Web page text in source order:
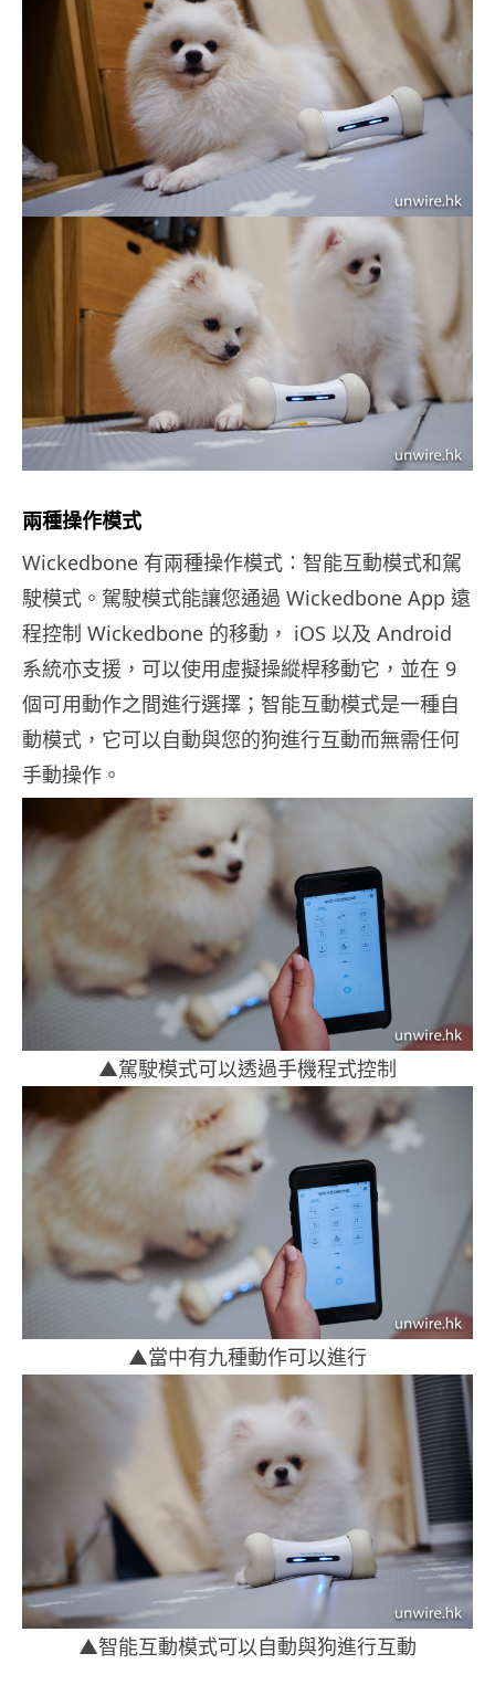
兩種操作模式
Wickedbone 有兩種操作模式：智能互動模式和駕
駛模式。駕駛模式能讓您通過 Wickedbone App 遠
程控制 Wickedbone 的移動， iOS 以及 Android
系統亦支援，可以使用虛擬操縱桿移動它，並在 9
個可用動作之間進行選擇；智能互動模式是一種自
動模式，它可以自動與您的狗進行互動而無需任何
手動操作。
▲駕駛模式可以透過手機程式控制
▲當中有九種動作可以進行
▲智能互動模式可以自動與狗進行互動